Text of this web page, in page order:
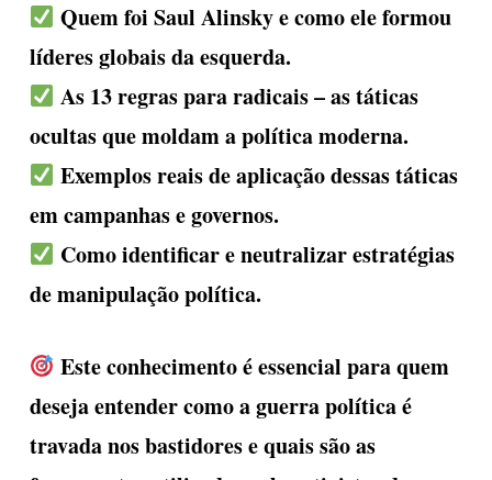
Quem foi Saul Alinsky e como ele formou
líderes globais da esquerda.
As 13 regras para radicais – as táticas
ocultas que moldam a política moderna.
Exemplos reais de aplicação dessas táticas
em campanhas e governos.
Como identificar e neutralizar estratégias
de manipulação política.
Este conhecimento é essencial para quem
deseja entender como a guerra política é
travada nos bastidores e quais são as